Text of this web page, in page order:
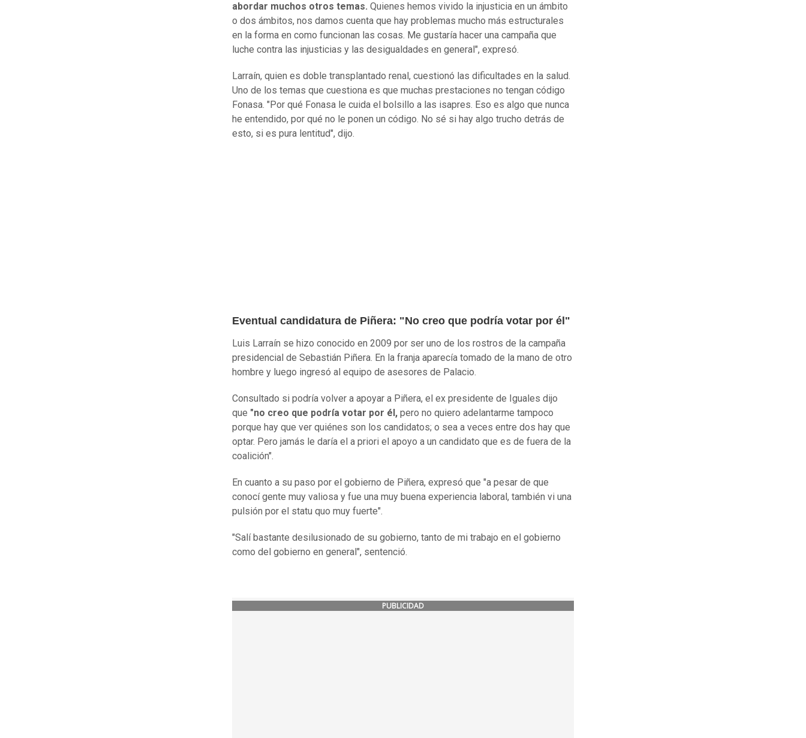
abordar muchos otros temas. Quienes hemos vivido la injusticia en un ámbito
o dos ámbitos, nos damos cuenta que hay problemas mucho más estructurales
en la forma en como funcionan las cosas. Me gustaría hacer una campaña que
luche contra las injusticias y las desigualdades en general", expresó.
Larraín, quien es doble transplantado renal, cuestionó las dificultades en la salud.
Uno de los temas que cuestiona es que muchas prestaciones no tengan código
Fonasa. "Por qué Fonasa le cuida el bolsillo a las isapres. Eso es algo que nunca
he entendido, por qué no le ponen un código. No sé si hay algo trucho detrás de
esto, si es pura lentitud", dijo.
Eventual candidatura de Piñera: "No creo que podría votar por él"
Luis Larraín se hizo conocido en 2009 por ser uno de los rostros de la campaña
presidencial de Sebastián Piñera. En la franja aparecía tomado de la mano de otro
hombre y luego ingresó al equipo de asesores de Palacio.
Consultado si podría volver a apoyar a Piñera, el ex presidente de Iguales dijo
que "no creo que podría votar por él, pero no quiero adelantarme tampoco
porque hay que ver quiénes son los candidatos; o sea a veces entre dos hay que
optar. Pero jamás le daría el a priori el apoyo a un candidato que es de fuera de la
coalición".
En cuanto a su paso por el gobierno de Piñera, expresó que "a pesar de que
conocí gente muy valiosa y fue una muy buena experiencia laboral, también vi una
pulsión por el statu quo muy fuerte".
"Salí bastante desilusionado de su gobierno, tanto de mi trabajo en el gobierno
como del gobierno en general", sentenció.
PUBLICIDAD